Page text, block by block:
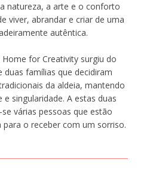
natureza, a arte e o conforto
viver, abrandar e criar de uma
autêntica.
for Creativity surgiu do
duas famílias que decidiram
da aldeia, mantendo
e singularidade. A estas duas
várias pessoas que estão
para o receber com um sorriso.